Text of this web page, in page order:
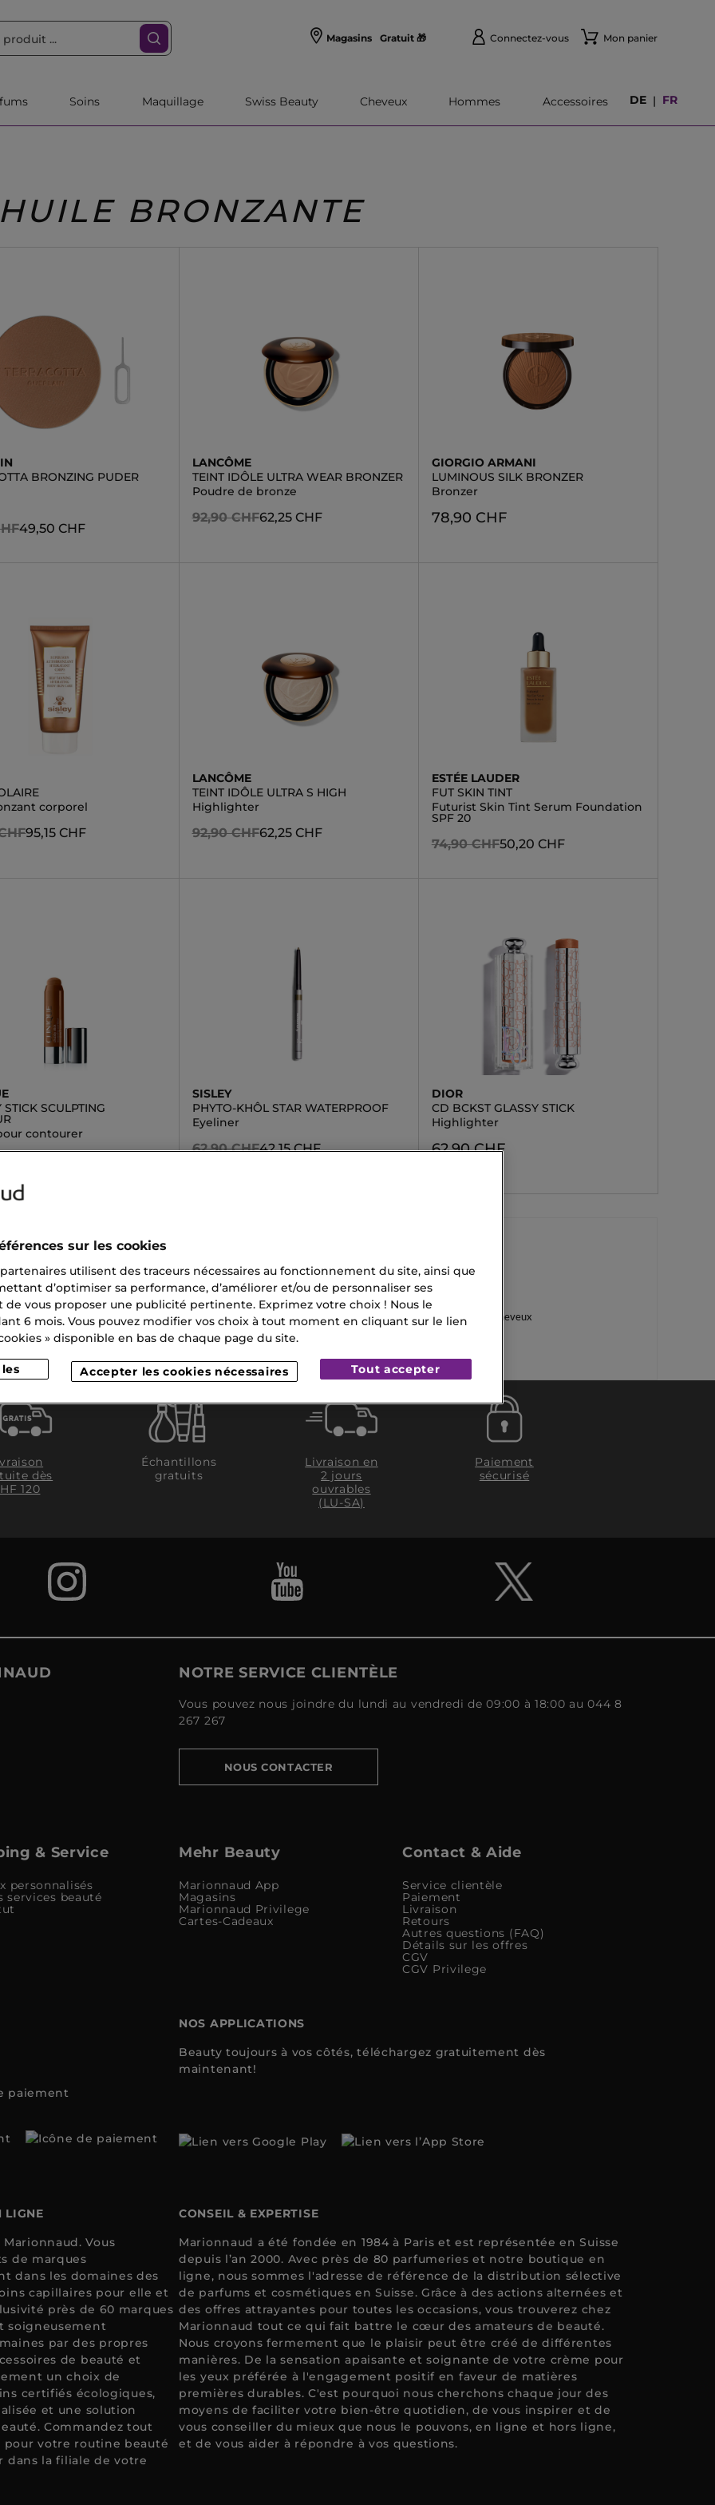
Magasins Gratuit 🎁 Connectez-vous Mon panier
DE | FR
Soins Maquillage Swiss Beauty Cheveux Hommes Accessoires
HUILE BRONZANTE
BRONZING PUDER
49,50 CHF
LANCÔME
TEINT IDÔLE ULTRA WEAR BRONZER
Poudre de bronze
92,90 CHF62,25 CHF
GIORGIO ARMANI
LUMINOUS SILK BRONZER
Bronzer
78,90 CHF
corporel
95,15 CHF
LANCÔME
TEINT IDÔLE ULTRA S HIGH
Highlighter
92,90 CHF62,25 CHF
ESTÉE LAUDER
FUT SKIN TINT
Futurist Skin Tint Serum Foundation
SPF 20
74,90 CHF50,20 CHF
SCULPTING
contourer
SISLEY
PHYTO-KHÔL STAR WATERPROOF
Eyeliner
62,90 CHF42,15 CHF
DIOR
CD BCKST GLASSY STICK
Highlighter
62,90 CHF
Liquide Huile Pour Le Visage Huile Sèche
Solaire Visage Et Corps Maquillage Studio Soin Capillaire Cheveux
Causés Par Le Soleil
dès
120
Échantillons
gratuits
Livraison en
2 jours
ouvrables
(LU-SA)
Paiement
sécurisé
NOTRE SERVICE CLIENTÈLE
Vous pouvez nous joindre du lundi au vendredi de 09:00 à 18:00 au 044 8
267 267
NOUS CONTACTER
& Service
personnalisés
services beauté
Mehr Beauty
Marionnaud App
Magasins
Marionnaud Privilege
Cartes-Cadeaux
Contact & Aide
Service clientèle
Paiement
Livraison
Retours
Autres questions (FAQ)
Détails sur les offres
CGV
CGV Privilege
NOS APPLICATIONS
Beauty toujours à vos côtés, téléchargez gratuitement dès
maintenant!
LIGNE
Vous
de marques
dans les domaines des
capillaires pour elle et
près de 60 marques
soigneusement
par des propres
de beauté et
un choix de
certifiés écologiques,
et une solution
Commandez tout
votre routine beauté
dans la filiale de votre
CONSEIL & EXPERTISE
Marionnaud a été fondée en 1984 à Paris et est représentée en Suisse
depuis l’an 2000. Avec près de 80 parfumeries et notre boutique en
ligne, nous sommes l'adresse de référence de la distribution sélective
de parfums et cosmétiques en Suisse. Grâce à des actions alternées et
des offres attrayantes pour toutes les occasions, vous trouverez chez
Marionnaud tout ce qui fait battre le cœur des amateurs de beauté.
Nous croyons fermement que le plaisir peut être créé de différentes
manières. De la sensation apaisante et soignante de votre crème pour
les yeux préférée à l'engagement positif en faveur de matières
premières durables. C'est pourquoi nous cherchons chaque jour des
moyens de faciliter votre bien-être quotidien, de vous inspirer et de
vous conseiller du mieux que nous le pouvons, en ligne et hors ligne,
et de vous aider à répondre à vos questions.
sur les cookies
utilisent des traceurs nécessaires au fonctionnement du site, ainsi que
d’optimiser sa performance, d’améliorer et/ou de personnaliser ses
vous proposer une publicité pertinente. Exprimez votre choix ! Nous le
6 mois. Vous pouvez modifier vos choix à tout moment en cliquant sur le lien
» disponible en bas de chaque page du site.
Accepter les cookies nécessaires Tout accepter